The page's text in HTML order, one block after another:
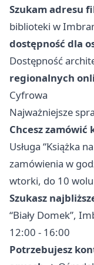
Szukam adresu
biblioteki w
dostępność dla
Dostępność
regionalnych
Cyfrowa
Najważniejsze
Chcesz zamówić
Usługa “Książka
zamówienia w
wtorki, do 10
Szukasz
“Biały Domek”,
12:00 - 16:00
Potrzebujesz